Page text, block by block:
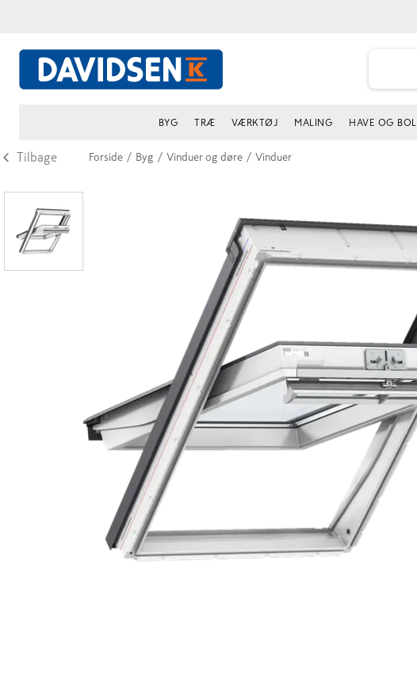
BYG TRÆ VÆRKTØJ MALING HAVE OG
Tilbage Forside / Byg / Vinduer og døre / Vinduer